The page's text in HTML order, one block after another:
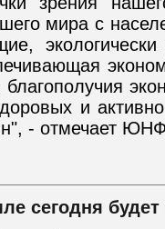
мира с
и
- отмечает
сегодня